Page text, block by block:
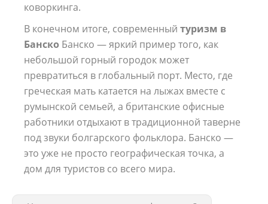
коворкинга.
В конечном итоге, современный туризм в
Банско Банско — яркий пример того, как
небольшой горный городок может
превратиться в глобальный порт. Место, где
греческая мать катается на лыжах вместе с
румынской семьей, а британские офисные
работники отдыхают в традиционной таверне
под звуки болгарского фольклора. Банско —
это уже не просто географическая точка, а
дом для туристов со всего мира.